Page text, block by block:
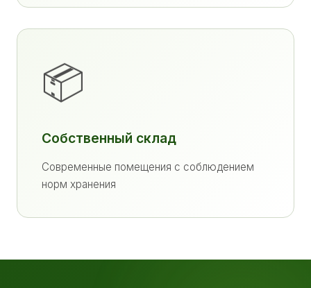
📦
Собственный склад
Современные помещения с соблюдением
норм хранения